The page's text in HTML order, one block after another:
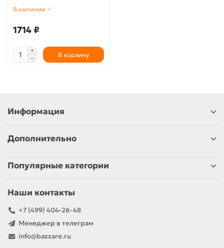
В наличии ✓
1714 ₽
В корзину
Информация
Дополнительно
Популярные категории
Наши контакты
+7 (499) 404-26-48
Менеджер в телеграм
info@bazzare.ru